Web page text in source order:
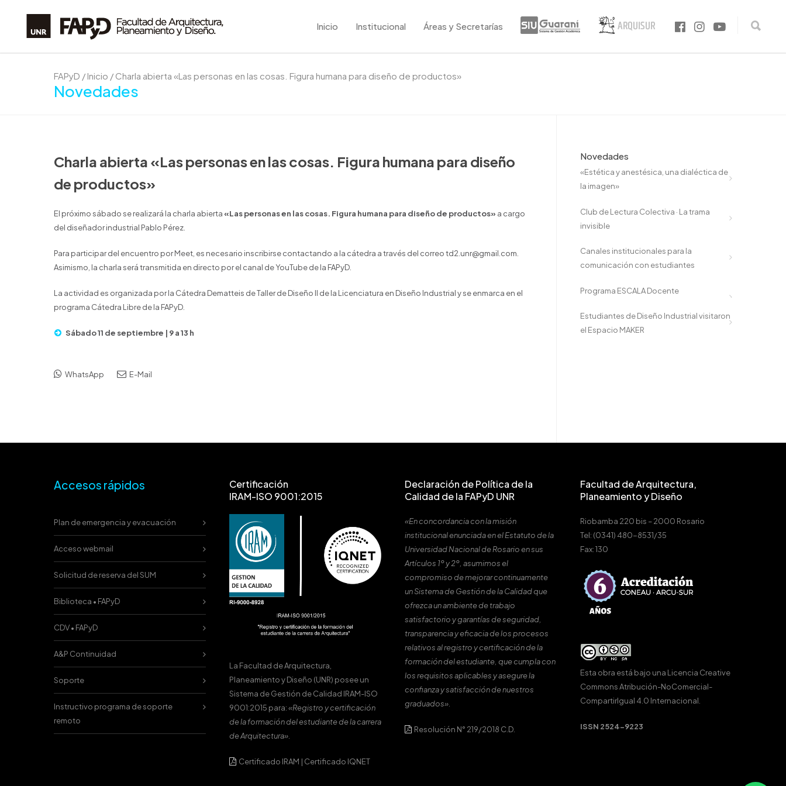
Inicio Institucional Áreas y Secretarías
FAPyD / Inicio / Charla abierta «Las personas en las cosas. Figura humana para diseño de productos»
Novedades
Charla abierta «Las personas en las cosas. Figura humana para diseño
de productos»
El próximo sábado se realizará la charla abierta«Las personas en las cosas. Figura humana para diseño de productos» a cargo
del diseñador industrial Pablo Pérez.
Para participar del encuentro por Meet, es necesario inscribirse contactando a la cátedra a través del correo td2.unr@gmail.com.
Asimismo, la charla será transmitida en directo por el canal de YouTube de la FAPyD.
La actividad es organizada por la Cátedra Dematteis de Taller de Diseño II de la Licenciatura en Diseño Industrial y se enmarca en el
programa Cátedra Libre de la FAPyD.
Sábado 11 de septiembre | 9 a 13 h
WhatsApp E-Mail
Novedades
«Estética y anestésica, una dialéctica de
la imagen»
Club de Lectura Colectiva · La trama
invisible
Canales institucionales para la
comunicación con estudiantes
Programa ESCALA Docente
Estudiantes de Diseño Industrial visitaron
el Espacio MAKER
Accesos rápidos
Plan de emergencia y evacuación
Acceso webmail
Solicitud de reserva del SUM
Biblioteca • FAPyD
CDV • FAPyD
A&P Continuidad
Soporte
Instructivo programa de soporte
remoto
Certificación
IRAM-ISO 9001:2015
La Facultad de Arquitectura,
Planeamiento y Diseño (UNR) posee un
Sistema de Gestión de Calidad IRAM-ISO
9001:2015 para:«Registro y certificación
de la formación del estudiante de la carrera
de Arquitectura».
Certificado IRAM | Certificado IQNET
Declaración de Política de la
Calidad de la FAPyD UNR
«En concordancia con la misión
institucional enunciada en el Estatuto de la
Universidad Nacional de Rosario en sus
Artículos 1º y 2º, asumimos el
compromiso de mejorar continuamente
un Sistema de Gestión de la Calidad que
ofrezca un ambiente de trabajo
satisfactorio y garantías de seguridad,
transparencia y eficacia de los procesos
relativos al registro y certificación de la
formación del estudiante, que cumpla con
los requisitos aplicables y asegure la
confianza y satisfacción de nuestros
graduados».
Resolución N° 219/2018 C.D.
Facultad de Arquitectura,
Planeamiento y Diseño
Riobamba 220 bis – 2000 Rosario
Tel: (0341) 480-8531/35
Fax: 130
Esta obra está bajo una Licencia Creative
Commons Atribución-NoComercial-
CompartirIgual 4.0 Internacional
ISSN 2524-9223